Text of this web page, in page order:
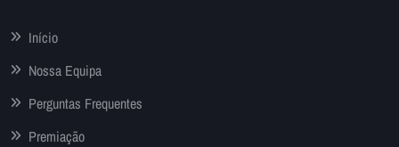
Início
Nossa Equipa
Perguntas Frequentes
Premiação